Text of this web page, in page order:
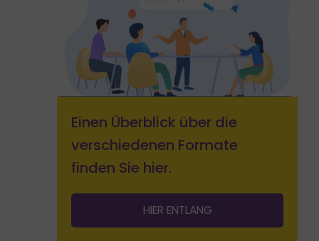
Einen Überblick über die
verschiedenen Formate
finden Sie hier.
HIER ENTLANG